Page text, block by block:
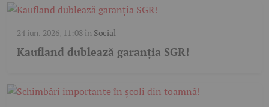
24 iun. 2026, 11:08în Social
Kaufland dublează garanția SGR!